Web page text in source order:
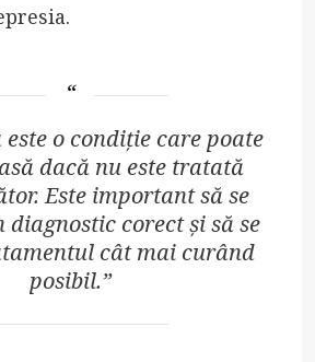
o condiție care poate
dacă nu este tratată
Este important să se
diagnostic corect și să se
cât mai curând
posibil.”